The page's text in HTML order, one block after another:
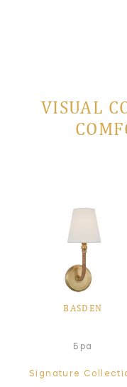
VISUAL
BASDEN
Бра
Signature